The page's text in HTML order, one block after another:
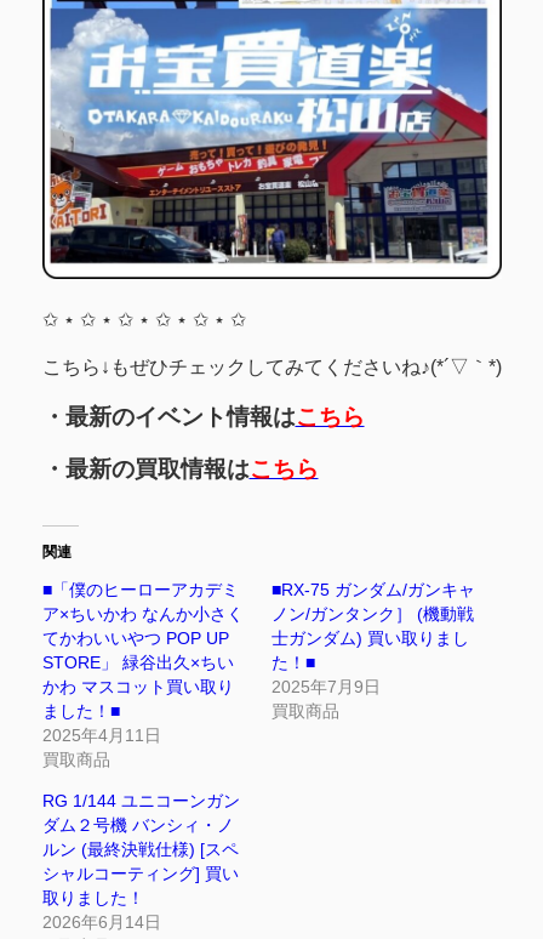
✩ ⋆ ✩ ⋆ ✩ ⋆ ✩ ⋆ ✩ ⋆ ✩
こちら↓もぜひチェックしてみてくださいね♪(*´▽｀*)
・最新のイベント情報はこちら
・最新の買取情報はこちら
関連
■「僕のヒーローアカデミ
ア×ちいかわ なんか小さく
てかわいいやつ POP UP
STORE」 緑谷出久×ちい
かわ マスコット買い取り
ました！■
2025年4月11日
買取商品
■RX-75 ガンダム/ガンキャ
ノン/ガンタンク］ (機動戦
士ガンダム) 買い取りまし
た！■
2025年7月9日
買取商品
RG 1/144 ユニコーンガン
ダム２号機 バンシィ・ノ
ルン (最終決戦仕様) [スペ
シャルコーティング] 買い
取りました！
2026年6月14日